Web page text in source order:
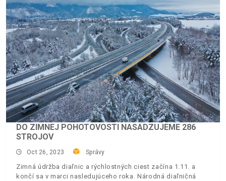
DO ZIMNEJ POHOTOVOSTI NASADZUJEME 286
STROJOV
Oct 26, 2023 Správy
Zimná údržba diaľnic a rýchlostných ciest začína 1.11. a
končí sa v marci nasledujúceho roka. Národná diaľničná